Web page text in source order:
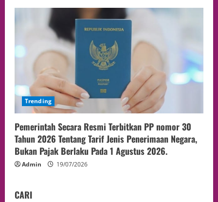
Trending
Pemerintah Secara Resmi Terbitkan PP nomor 30
Tahun 2026 Tentang Tarif Jenis Penerimaan Negara,
Bukan Pajak Berlaku Pada 1 Agustus 2026.
Admin 19/07/2026
CARI